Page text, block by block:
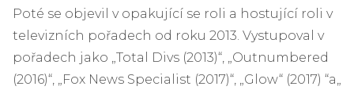
Poté se objevil v opakující se roli a hostující roli v
televizních pořadech od roku 2013. Vystupoval v
pořadech jako „Total Divs (2013)“, „Outnumbered
(2016)“, „Fox News Specialist (2017)“, „Glow“ (2017) “a„